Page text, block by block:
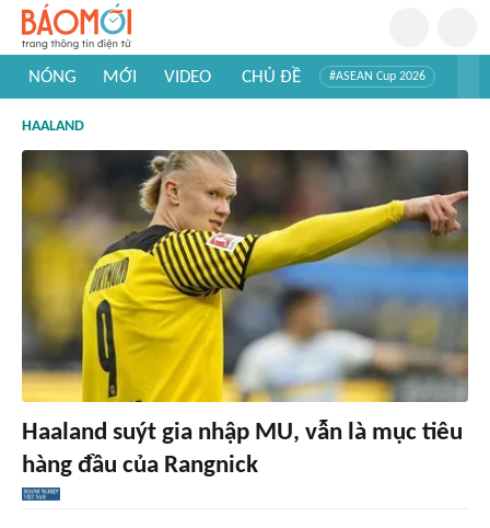
NÓNG MỚI VIDEO CHỦ ĐỀ #ASEAN Cup 2026
#Khám phá thế giới
HAALAND
Haaland suýt gia nhập MU, vẫn là mục tiêu
hàng đầu của Rangnick